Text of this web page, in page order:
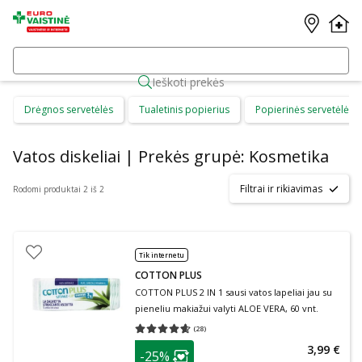
Ieškoti prekės
Drėgnos servetėlės Tualetinis popierius Popierinės servetėlės
Vatos diskeliai | Prekės grupė: Kosmetika
Rodomi produktai 2 iš 2 Filtrai ir rikiavimas
Tik internetu
COTTON PLUS
COTTON PLUS 2 IN 1 sausi vatos lapeliai jau su
pieneliu makiažui valyti ALOE VERA, 60 vnt.
(28)
Vidutinis įvertinimas 4.61
patarimas
-25% 3,99 €